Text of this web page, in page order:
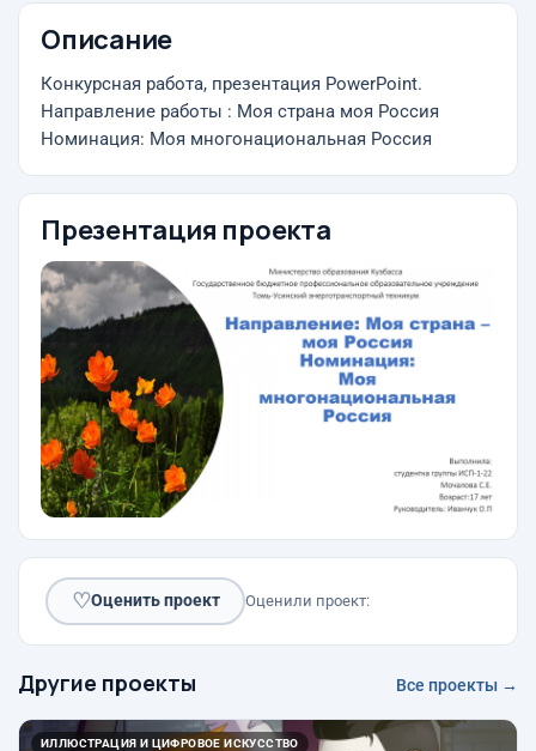
Описание
Конкурсная работа, презентация PowerPoint.
Направление работы : Моя страна моя Россия
Номинация: Моя многонациональная Россия
Презентация проекта
♡Оценить проект Оценили проект:
Другие проекты Все проекты →
ИЛЛЮСТРАЦИЯ И ЦИФРОВОЕ ИСКУССТВО